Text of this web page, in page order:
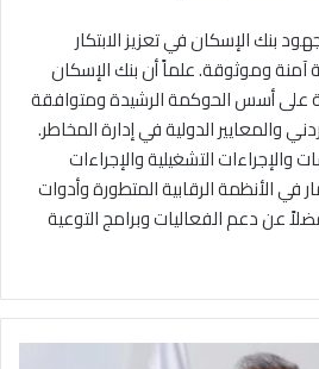
بنك الإسكان في تعزيز الابتكار
وموثوقة. علماً أن بنك الإسكان
على أسس الحوكمة الرشيدة ومتوافقة
والمعايير الدولية في إدارة المخاطر.
التشغيلية والإجراءات
في الأنظمة الرقابية المتطورة وأدوات
عن دعم الفعاليات وبرامج التوعية